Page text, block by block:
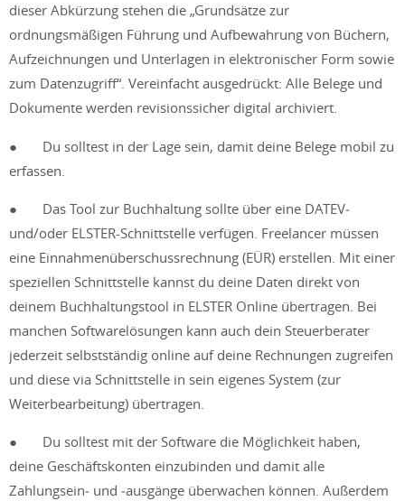
dieser Abkürzung stehen die „Grundsätze zur
ordnungsmäßigen Führung und Aufbewahrung von Büchern,
Aufzeichnungen und Unterlagen in elektronischer Form sowie
zum Datenzugriff“. Vereinfacht ausgedrückt: Alle Belege und
Dokumente werden revisionssicher digital archiviert.
● Du solltest in der Lage sein, damit deine Belege mobil zu
erfassen.
● Das Tool zur Buchhaltung sollte über eine DATEV‑
und/oder ELSTER-Schnittstelle verfügen. Freelancer müssen
eine Einnahmenüberschussrechnung (EÜR) erstellen. Mit einer
speziellen Schnittstelle kannst du deine Daten direkt von
deinem Buchhaltungstool in ELSTER Online übertragen. Bei
manchen Softwarelösungen kann auch dein Steuerberater
jederzeit selbstständig online auf deine Rechnungen zugreifen
und diese via Schnittstelle in sein eigenes System (zur
Weiterbearbeitung) übertragen.
● Du solltest mit der Software die Möglichkeit haben,
deine Geschäftskonten einzubinden und damit alle
Zahlungsein‑ und ‑ausgänge überwachen können. Außerdem